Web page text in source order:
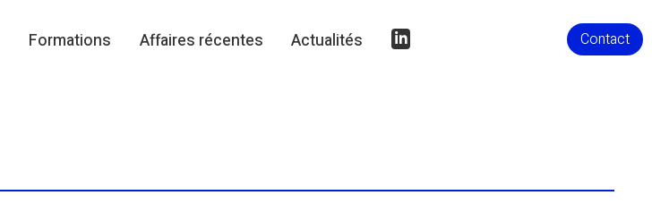
Formations Affaires récentes Actualités Contact